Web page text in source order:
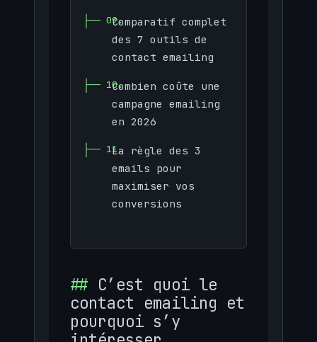
Comparatif complet
des 7 outils de
contact emailing
Combien coûte une
campagne emailing
en 2026
La règle des 3
emails pour
maximiser vos
conversions
C’est quoi le
contact emailing et
pourquoi s’y